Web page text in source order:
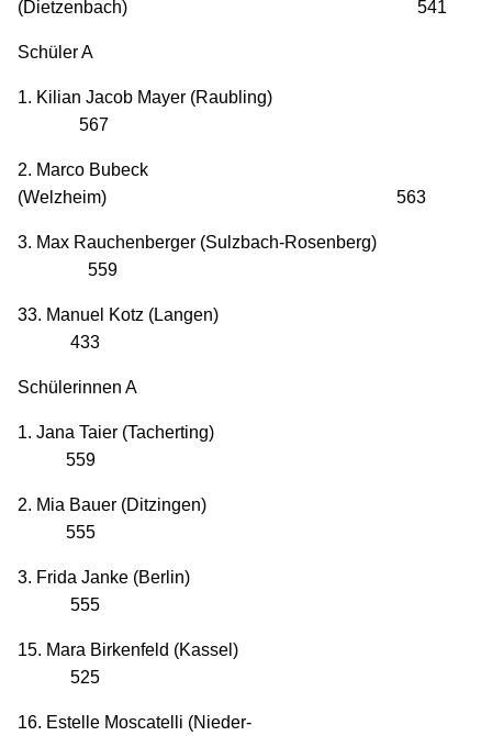
(Dietzenbach) 541
Schüler A
1. Kilian Jacob Mayer (Raubling)
567
2. Marco Bubeck
(Welzheim) 563
3. Max Rauchenberger (Sulzbach-Rosenberg)
559
33. Manuel Kotz (Langen)
433
Schülerinnen A
1. Jana Taier (Tacherting)
559
2. Mia Bauer (Ditzingen)
555
3. Frida Janke (Berlin)
555
15. Mara Birkenfeld (Kassel)
525
16. Estelle Moscatelli (Nieder-